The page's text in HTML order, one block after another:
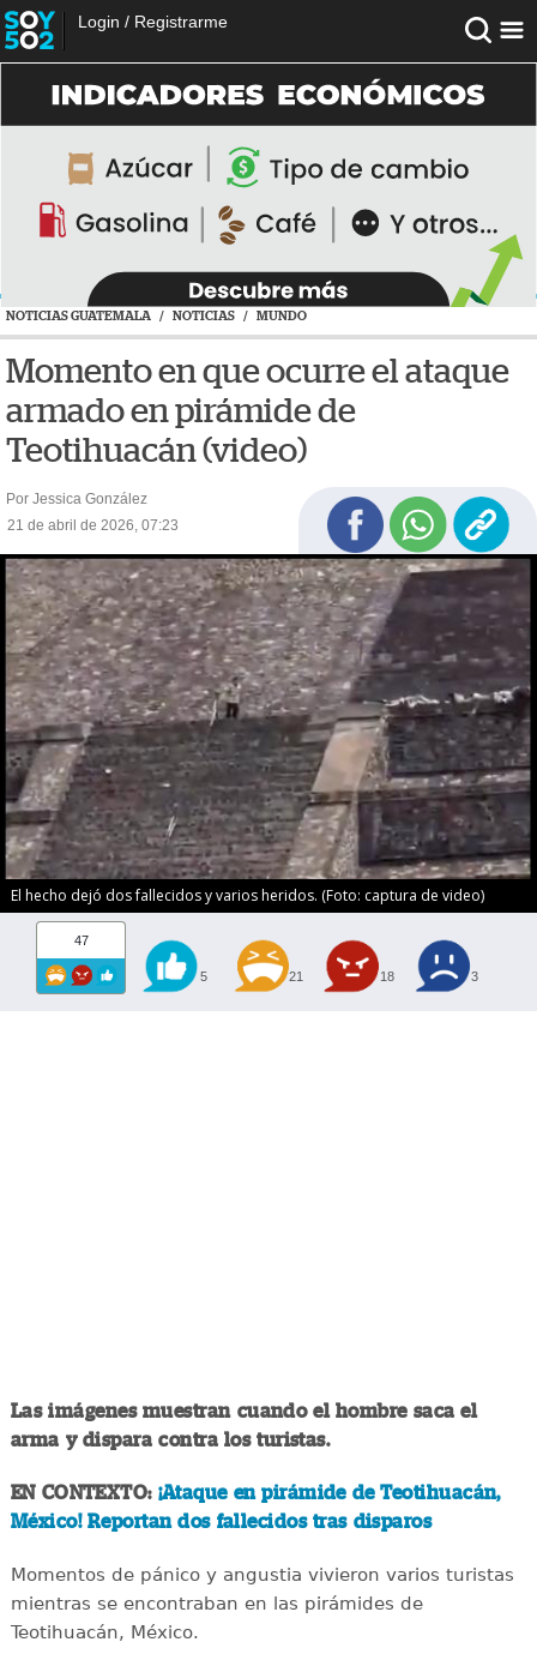
Login / Registrarme
NOTICIAS GUATEMALA / NOTICIAS / MUNDO
Momento en que ocurre el ataque
armado en pirámide de
Teotihuacán (video)
Por Jessica González
21 de abril de 2026, 07:23
El hecho dejó dos fallecidos y varios heridos. (Foto: captura de video)
47
5 21 18 3
Las imágenes muestran cuando el hombre saca el
arma y dispara contra los turistas.
EN CONTEXTO: ¡Ataque en pirámide de Teotihuacán,
México! Reportan dos fallecidos tras disparos
Momentos de pánico y angustia vivieron varios turistas
mientras se encontraban en las pirámides de
Teotihuacán, México.